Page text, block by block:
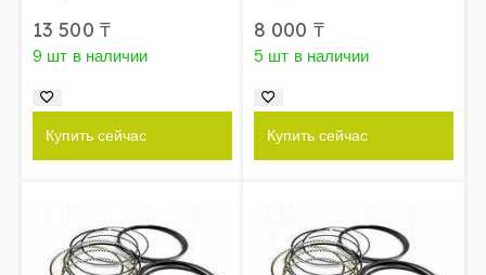
13 500 ₸
9 шт в наличии
Купить сейчас
8 000 ₸
5 шт в наличии
Купить сейчас